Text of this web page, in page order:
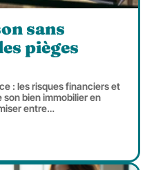
sans
pièges
: les risques financiers et
bien immobilier en
entre…